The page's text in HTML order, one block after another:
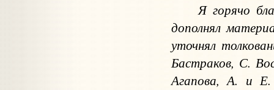
Я горячо
дополнял
уточнял
Бастраков, С.
Агапова, А. и